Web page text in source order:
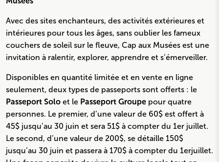
Avec des sites enchanteurs, des activités extérieures et
intérieures pour tous les âges, sans oublier les fameux
couchers de soleil sur le fleuve, Cap aux Musées est une
invitation à ralentir, explorer, apprendre et s’émerveiller.
Disponibles en quantité limitée et en vente en ligne
seulement, deux types de passeports sont offerts : le
Passeport Solo et le Passeport Groupe pour quatre
personnes. Le premier, d’une valeur de 60$ est offert à
45$ jusqu’au 30 juin et sera 51$ à compter du 1er juillet.
Le second, d’une valeur de 200$, se détaille 150$
jusqu’au 30 juin et passera à 170$ à compter du 1erjuillet.